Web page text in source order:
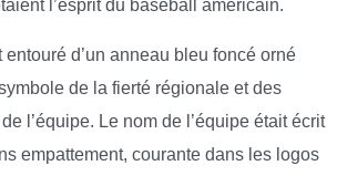
l’esprit du baseball américain.
entouré d’un anneau bleu foncé orné
de la fierté régionale et des
l’équipe. Le nom de l’équipe était écrit
empattement, courante dans les logos